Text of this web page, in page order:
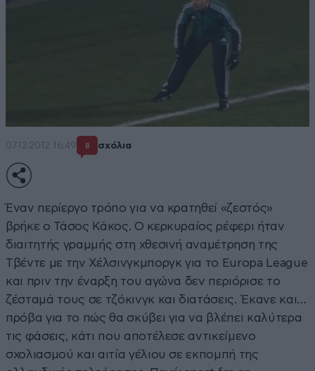
07·12·2012 16:49 8 σχόλια
Έναν περίεργο τρόπο για να κρατηθεί «ζεστός»
βρήκε ο Τάσος Κάκος. Ο κερκυραίος ρέφερι ήταν
διαιτητής γραμμής στη χθεσινή αναμέτρηση της
Τβέντε με την Χέλσινγκμποργκ για το Europa League
και πριν την έναρξη του αγώνα δεν περιόρισε το
ζέσταμά τους σε τζόκινγκ και διατάσεις. Έκανε και…
πρόβα για το πώς θα σκύβει για να βλέπει καλύτερα
τις φάσεις, κάτι που αποτέλεσε αντικείμενο
σχολιασμού και αιτία γέλιου σε εκπομπή της